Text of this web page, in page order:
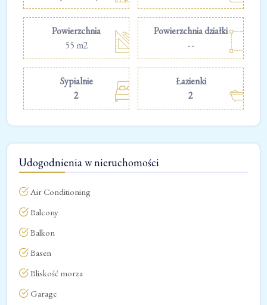
Powierzchnia
55 m2
Powierzchnia działki
- -
Sypialnie
2
Łazienki
2
Udogodnienia w nieruchomości
Air Conditioning
Balcony
Balkon
Basen
Bliskość morza
Garage